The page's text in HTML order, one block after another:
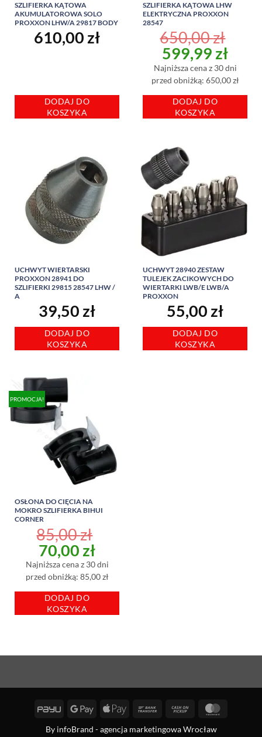
SZLIFIERKA KĄTOWA
AKUMULATOROWA SOLO
PROXXON LHW/A 29817 BODY
610,00 zł
DODAJ DO
KOSZYKA
SZLIFIERKA KĄTOWA LHW
ELEKTRYCZNA PROXXON
28547
650,00zł
Pierwotna
cena
wynosiła:
650,00 zł.
599,99 zł
cena
Najniższa cena z 30 dni
przed obniżką: 650,00 zł
DODAJ DO
KOSZYKA
UCHWYT WIERTARSKI
PROXXON 28941 DO
SZLIFIERKI 29815 28547 LHW /
A
39,50 zł
DODAJ DO
KOSZYKA
UCHWYT 28940 ZESTAW
TULEJEK ZACIKOWYCH DO
WIERTARKI LWB/E LWB/A
PROXXON
55,00 zł
DODAJ DO
KOSZYKA
PROMOCJA!
OSŁONA DO CIĘCIA NA
MOKRO SZLIFIERKA BIHUI
CORNER
85,00zł
Pierwotna
cena
wynosiła:
85,00 zł.
70,00 złAktualna
cena
wynosi:
70,00 zł.
Najniższa cena z 30 dni
przed obniżką: 85,00 zł
DODAJ DO
KOSZYKA
PayU
Google
Apple
Bank
Cash
Pickup
By infoBrand - agencja marketingowa Wrocław